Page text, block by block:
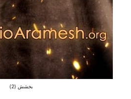
بخشش (2)